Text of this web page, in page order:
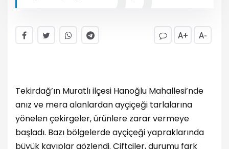
A+ A-
Tekirdağ’ın Muratlı ilçesi Hanoğlu Mahallesi’nde
anız ve mera alanlardan ayçiçeği tarlalarına
yönelen çekirgeler, ürünlere zarar vermeye
başladı. Bazı bölgelerde ayçiçeği yapraklarında
büyük kayıplar gözlendi. Çiftçiler, durumu fark